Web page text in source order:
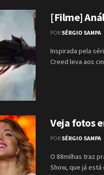
[Filme]
POR SÉRGIO SAMPA
Inspirada pela
Creed leva aos
Veja fotos
POR SÉRGIO SAMPA
O 88milhas traz
Show, que já está